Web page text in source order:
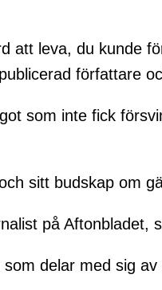
att leva, du kunde
författare
som inte fick
sitt budskap om
på
delar med sig